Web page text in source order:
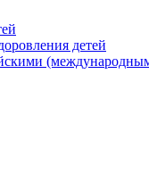
детей